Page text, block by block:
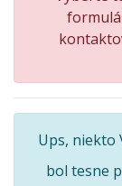
Ups, niekto
bol tesne